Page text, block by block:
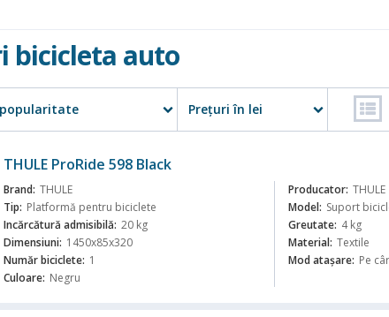
bicicleta auto
Preţuri în lei
THULE ProRide 598 Black
Brand: THULE Producator: THULE
Tip: Platformă pentru biciclete Model: Suport
Incărcătură admisibilă: 20 kg Greutate: 4 kg
Dimensiuni: 1450x85x320 Material: Textile
Număr biciclete: 1 Mod atașare: Pe
Culoare: Negru